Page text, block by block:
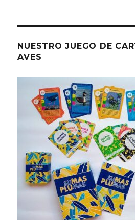
NUESTRO JUEGO DE
AVES